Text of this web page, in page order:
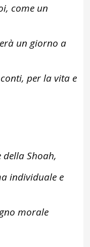
come un
un giorno a
per la vita e
della Shoah,
individuale e
morale